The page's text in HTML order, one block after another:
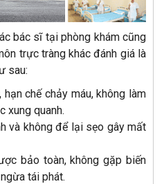
bác sĩ tại phòng khám cũng
trực tràng khác đánh giá là
sau:
chế chảy máu, không làm
xung quanh.
và không để lại sẹo gây mất
bảo toàn, không gặp biến
tái phát.